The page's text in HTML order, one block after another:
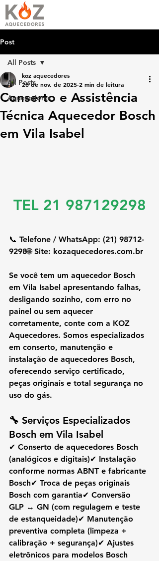
Post
All Posts
Aquecedores
All Posts
Conserto e Assistência
Técnica Aquecedor Bosch
em Vila Isabel
koz aquecedores
28 de nov. de 2025 2 min de leitura
TEL 21 987129298
📞 Telefone / WhatsApp: (21) 98712-
9298🌐 Site: kozaquecedores.com.br
Se você tem um aquecedor Bosch
em Vila Isabel apresentando falhas,
desligando sozinho, com erro no
painel ou sem aquecer
corretamente, conte com a KOZ
Aquecedores. Somos especializados
em conserto, manutenção e
instalação de aquecedores Bosch,
oferecendo serviço certificado,
peças originais e total segurança no
uso do gás.
🔧 Serviços Especializados
Bosch em Vila Isabel
✔ Conserto de aquecedores Bosch
(analógicos e digitais)✔ Instalação
conforme normas ABNT e fabricante
Bosch✔ Troca de peças originais
Bosch com garantia✔ Conversão
GLP ↔ GN (com regulagem e teste
de estanqueidade)✔ Manutenção
preventiva completa (limpeza +
calibração + segurança)✔ Ajustes
eletrônicos para modelos Bosch